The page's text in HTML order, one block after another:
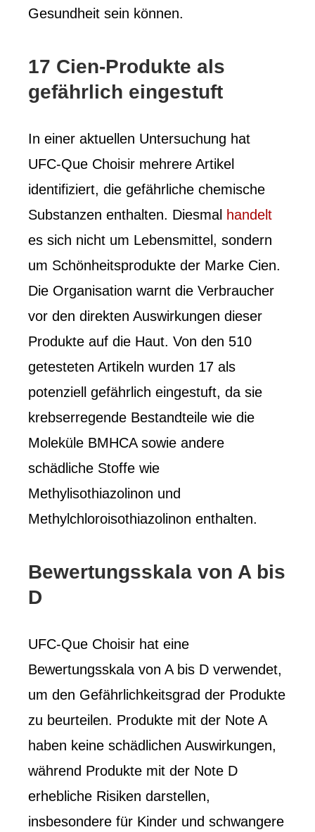
Gesundheit sein können.
17 Cien-Produkte als
gefährlich eingestuft
In einer aktuellen Untersuchung hat
UFC-Que Choisir mehrere Artikel
identifiziert, die gefährliche chemische
Substanzen enthalten. Diesmal handelt
es sich nicht um Lebensmittel, sondern
um Schönheitsprodukte der Marke Cien.
Die Organisation warnt die Verbraucher
vor den direkten Auswirkungen dieser
Produkte auf die Haut. Von den 510
getesteten Artikeln wurden 17 als
potenziell gefährlich eingestuft, da sie
krebserregende Bestandteile wie die
Moleküle BMHCA sowie andere
schädliche Stoffe wie
Methylisothiazolinon und
Methylchloroisothiazolinon enthalten.
Bewertungsskala von A bis
D
UFC-Que Choisir hat eine
Bewertungsskala von A bis D verwendet,
um den Gefährlichkeitsgrad der Produkte
zu beurteilen. Produkte mit der Note A
haben keine schädlichen Auswirkungen,
während Produkte mit der Note D
erhebliche Risiken darstellen,
insbesondere für Kinder und schwangere